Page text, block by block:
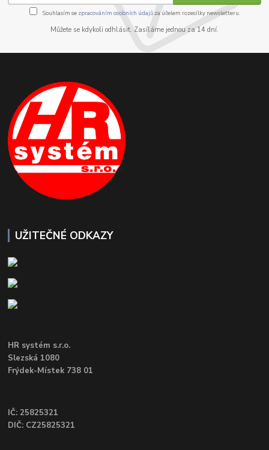
Souhlasím se zpracováním osobních údajůza účelem rozesílky newsletteru.
Můžete se kdykoli odhlásit. Zasíláme jednou za 14 dní.
UŽITEČNÉ ODKAZY
HR systém s.r.o.
Slezská 1080
Frýdek-Místek 738 01
IČ: 25825321
DIČ: CZ25825321